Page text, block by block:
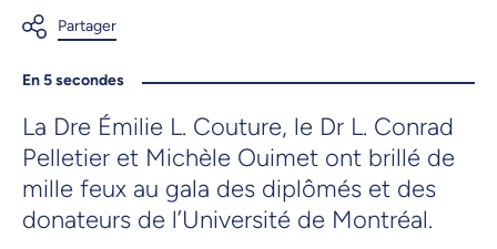
En 5 secondes
La Dre Émilie L. Couture, le Dr L. Conrad
Pelletier et Michèle Ouimet ont brillé de
mille feux au gala des diplômés et des
donateurs de l’Université de Montréal.